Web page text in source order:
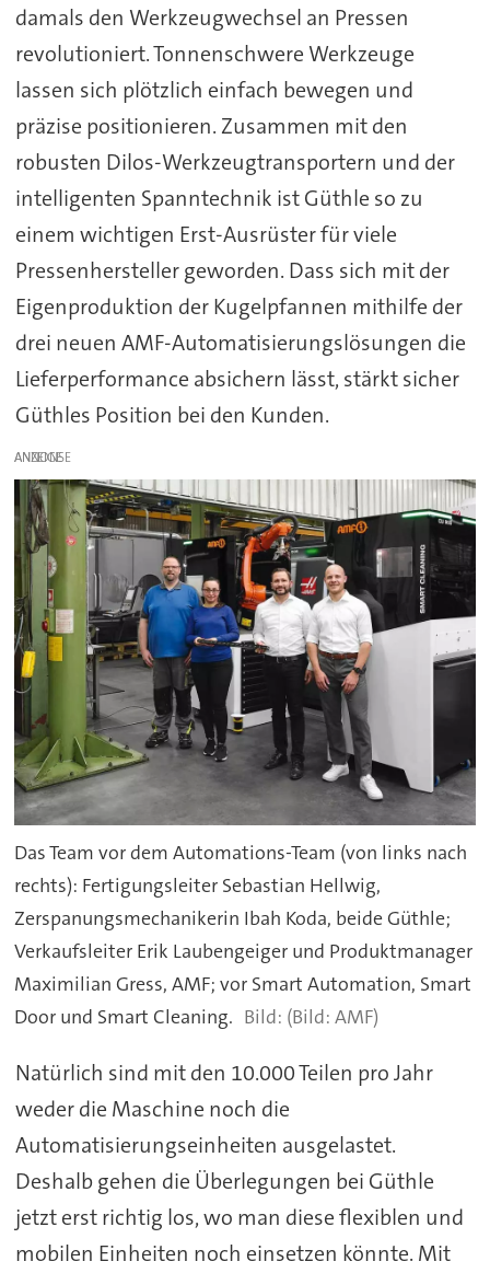
damals den Werkzeugwechsel an Pressen
revolutioniert. Tonnenschwere Werkzeuge
lassen sich plötzlich einfach bewegen und
präzise positionieren. Zusammen mit den
robusten Dilos-Werkzeugtransportern und der
intelligenten Spanntechnik ist Güthle so zu
einem wichtigen Erst-Ausrüster für viele
Pressenhersteller geworden. Dass sich mit der
Eigenproduktion der Kugelpfannen mithilfe der
drei neuen AMF-Automatisierungslösungen die
Lieferperformance absichern lässt, stärkt sicher
Güthles Position bei den Kunden.
ANZEIGE
Das Team vor dem Automations-Team (von links nach
rechts): Fertigungsleiter Sebastian Hellwig,
Zerspanungsmechanikerin Ibah Koda, beide Güthle;
Verkaufsleiter Erik Laubengeiger und Produktmanager
Maximilian Gress, AMF; vor Smart Automation, Smart
Door und Smart Cleaning.
(Bild: AMF)
Natürlich sind mit den 10.000 Teilen pro Jahr
weder die Maschine noch die
Automatisierungseinheiten ausgelastet.
Deshalb gehen die Überlegungen bei Güthle
jetzt erst richtig los, wo man diese flexiblen und
mobilen Einheiten noch einsetzen könnte. Mit